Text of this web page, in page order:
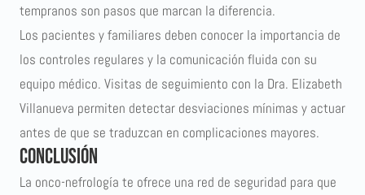
tempranos son pasos que marcan la diferencia.
Los pacientes y familiares deben conocer la importancia de
los controles regulares y la comunicación fluida con su
equipo médico. Visitas de seguimiento con la Dra. Elizabeth
Villanueva permiten detectar desviaciones mínimas y actuar
antes de que se traduzcan en complicaciones mayores.
Conclusión
La onco-nefrología te ofrece una red de seguridad para que